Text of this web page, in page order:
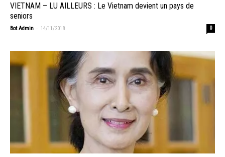
VIETNAM – LU AILLEURS : Le Vietnam devient un pays de
seniors
Bot Admin - 14/11/2018 0